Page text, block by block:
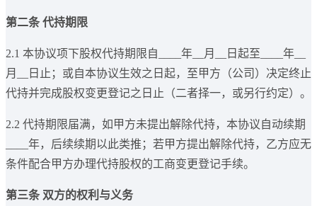
第二条 代持期限
2.1 本协议项下股权代持期限自____年__月__日起至____年__
月__日止；或自本协议生效之日起，至甲方（公司）决定终止
代持并完成股权变更登记之日止（二者择一，或另行约定）。
2.2 代持期限届满，如甲方未提出解除代持，本协议自动续期
____年，后续续期以此类推；若甲方提出解除代持，乙方应无
条件配合甲方办理代持股权的工商变更登记手续。
第三条 双方的权利与义务